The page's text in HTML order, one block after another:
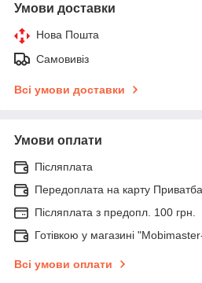
Умови доставки
Нова Пошта
Самовивіз
Всі умови доставки
Умови оплати
Післяплата
Передоплата на карту
Післяплата з предопл. 100 грн.
Готівкою у магазині
Всі умови оплати